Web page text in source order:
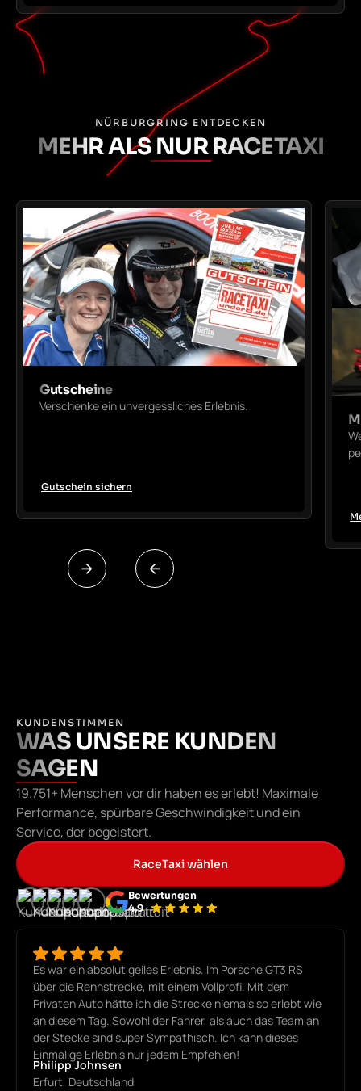
NÜRBURGRING ENTDECKEN
MEHR ALS NUR RACETAXI
Gutscheine
Verschenke ein unvergessliches Erlebnis.
Gutschein sichern
KUNDENSTIMMEN
WAS UNSERE KUNDEN
SAGEN
19.751+ Menschen vor dir haben es erlebt! Maximale
Performance, spürbare Geschwindigkeit und ein
Service, der begeistert.
RaceTaxi wählen
Bewertungen
4,9
Es war ein absolut geiles Erlebnis. Im Porsche GT3 RS
über die Rennstrecke, mit einem Vollprofi. Mit dem
Privaten Auto hätte ich die Strecke niemals so erlebt wie
an diesem Tag. Sowohl der Fahrer, als auch das Team an
der Stecke sind super Sympathisch. Ich kann dieses
Einmalige Erlebnis nur jedem Empfehlen!
Philipp Johnsen
Erfurt, Deutschland